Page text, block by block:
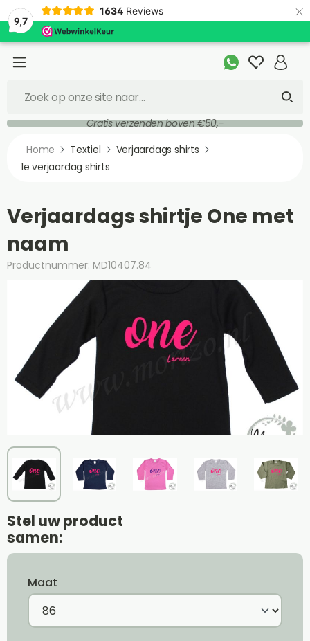
9,7
1634 Reviews ×
Gratis verzenden boven €50,-
Home
Textiel
Verjaardags shirts
1e verjaardag shirts
Verjaardags shirtje One met
naam
Productnummer: MD10407.84
Stel uw product
samen:
Maat